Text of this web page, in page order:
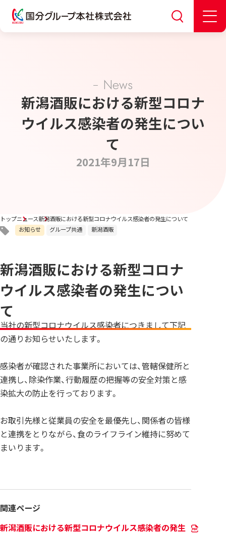
News
新潟酒販における新型コロナ
ウイルス感染者の発生につい
て
2021年9月17日
トップニュース新潟酒販における新型コロナウイルス感染者の発生について
お知らせ
グループ共通 新潟酒販
新潟酒販における新型コロナ
ウイルス感染者の発生につい
て
当社の新型コロナウイルス感染者につきまして下記
の通りお知らせいたします。
感染者が確認された事業所においては、管轄保健所と
連携し、除染作業、行動履歴の把握等の安全対策と感
染拡大の防止を行っております。
お取引先様と従業員の安全を最優先し、関係者の皆様
と連携をとりながら、食のライフライン維持に努めて
まいります。
関連ページ
新潟酒販における新型コロナウイルス感染者の発生